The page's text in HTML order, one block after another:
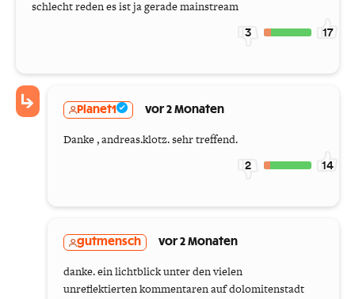
schlecht reden es ist ja gerade mainstream
3 17
Planet1 vor 2 Monaten
Danke , andreas.klotz. sehr treffend.
2 14
gutmensch vor 2 Monaten
danke. ein lichtblick unter den vielen
unreflektierten kommentaren auf dolomitenstadt